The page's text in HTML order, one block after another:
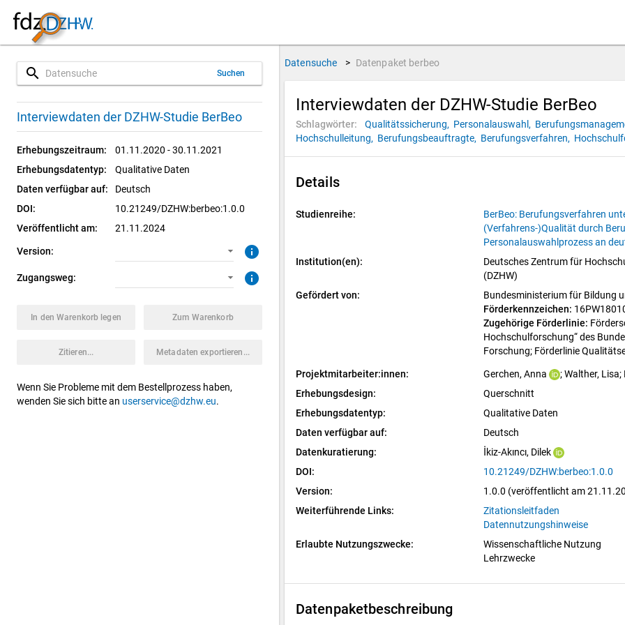
search Suchen
Interviewdaten der DZHW-Studie BerBeo
Erhebungszeitraum:
01.11.2020 - 30.11.2021
Erhebungsdatentyp:
Qualitative Daten
Daten verfügbar auf:
Deutsch
DOI:
10.21249/DZHW:berbeo:1.0.0
Veröffentlicht am:
21.11.2024
Version:
1.0.0 (aktuell)
info
Zugangsweg:
CUF: Download
info
In den Warenkorb legen Zum Warenkorb
Zitieren... Metadaten exportieren...
Wenn Sie Probleme mit dem Bestellprozess haben,
wenden Sie sich bitte an userservice@dzhw.eu.
Datensuche > Datenpaket berbeo
Interviewdaten der DZHW-Studie BerBeo
Schlagwörter: Qualitätssicherung, Personalauswahl,
Hochschulleitung, Berufungsbeauftragte, Berufungsverfahren,
Details
Studienreihe:
BerBeo: Berufungsverfahren
(Verfahrens-)Qualität durch
Personalauswahlprozess an
Institution(en):
Deutsches Zentrum für
(DZHW)
Gefördert von:
Bundesministerium für Bildung
Förderkennzeichen:
Zugehörige Förderlinie:
Hochschulforschung“ des
Forschung; Förderlinie
Projektmitarbeiter:innen: Gerchen, Anna ; Walther, Lisa;
Erhebungsdesign:
Querschnitt
Erhebungsdatentyp:
Qualitative Daten
Daten verfügbar auf:
Deutsch
Datenkuratierung:
İkiz-Akıncı, Dilek
DOI:
10.21249/DZHW:berbeo:1.0.0
Version:
1.0.0 (veröffentlicht am
Weiterführende Links:
Zitationsleitfaden
Datennutzungshinweise
Erlaubte Nutzungszwecke:
Wissenschaftliche Nutzung
Lehrzwecke
Datenpaketbeschreibung